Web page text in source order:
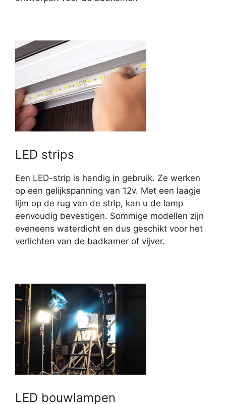
LED strips
Een LED-strip is handig in gebruik. Ze werken
op een gelijkspanning van 12v. Met een laagje
lijm op de rug van de strip, kan u de lamp
eenvoudig bevestigen. Sommige modellen zijn
eveneens waterdicht en dus geschikt voor het
verlichten van de badkamer of vijver.
LED bouwlampen